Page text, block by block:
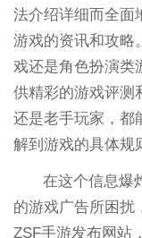
法介绍详细而全面
游戏的资讯和攻略
戏还是角色扮演类
供精彩的游戏评测
还是老手玩家，都
解到游戏的具体规
在这个信息爆
的游戏广告所困扰
ZSF手游发布网站